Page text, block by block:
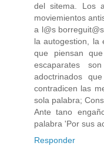
del sitema. Los
moviemientos
a l@s
la autogestion, la
que piensan
escaparates
adoctrinados
contradicen las
sola palabra;
Ante tano
palabra 'Por sus
Responder